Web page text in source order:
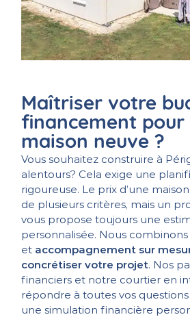
Maîtriser votre
financement pour
maison neuve ?
Vous souhaitez construire à
alentours? Cela exige une
rigoureuse. Le prix d’une
de plusieurs critères, mais un
vous propose toujours une
personnalisée. Nous
et accompagnement sur
concrétiser votre projet. Nos
financiers et notre courtier en
répondre à toutes vos
une simulation financière